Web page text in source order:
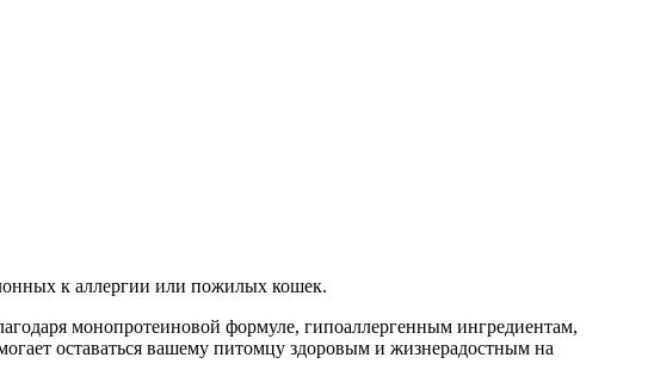
к аллергии или пожилых кошек.
монопротеиновой формуле, гипоаллергенным ингредиентам,
оставаться вашему питомцу здоровым и жизнерадостным на